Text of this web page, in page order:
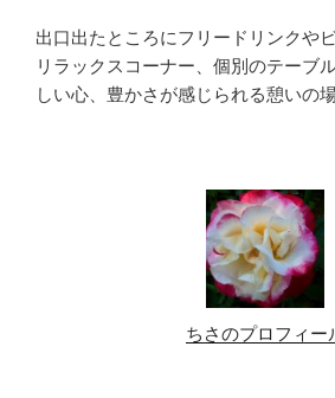
出口出たところにフリードリンクや
リラックスコーナー、個別のテーブ
しい心、豊かさが感じられる憩いの
ちさのプロフィー